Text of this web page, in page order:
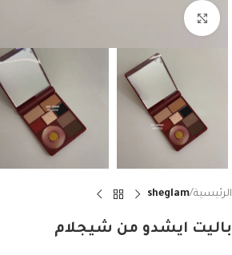
الرئيسية sheglam
باليت ايشدو من شيجلام